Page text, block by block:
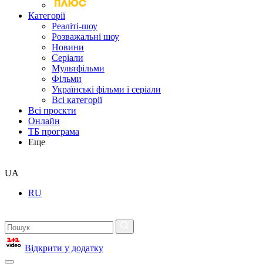
Категорії
Реаліті-шоу
Розважальні шоу
Новини
Серіали
Мультфільми
Фільми
Українські фільми і серіали
Всі категорії
Всі проєкти
Онлайн
ТБ програма
Еще
UA
RU
Відкрити у додатку